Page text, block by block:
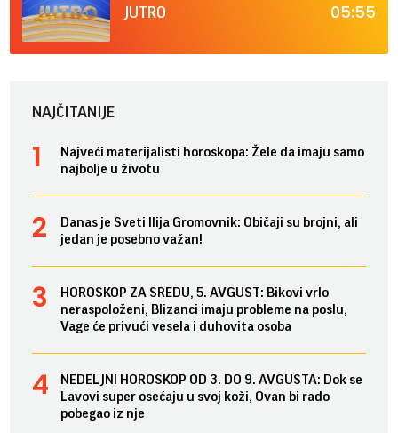
JUTRO 05:55
NAJČITANIJE
Najveći materijalisti horoskopa: Žele da imaju samo
najbolje u životu
Danas je Sveti Ilija Gromovnik: Običaji su brojni, ali
jedan je posebno važan!
HOROSKOP ZA SREDU, 5. AVGUST: Bikovi vrlo
neraspoloženi, Blizanci imaju probleme na poslu,
Vage će privući vesela i duhovita osoba
NEDELJNI HOROSKOP OD 3. DO 9. AVGUSTA: Dok se
Lavovi super osećaju u svoj koži, Ovan bi rado
pobegao iz nje